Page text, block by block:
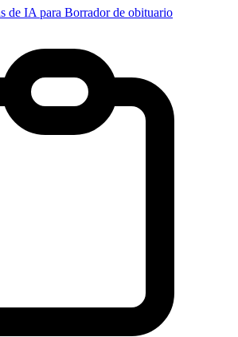
de IA para Borrador de obituario